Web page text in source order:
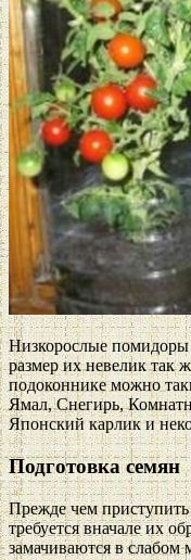
Низкорослые
размер их невелик так
подоконнике можно
Ямал, Снегирь,
Японский карлик и
Подготовка семян
Прежде чем приступить
требуется вначале их
замачиваются в слабом